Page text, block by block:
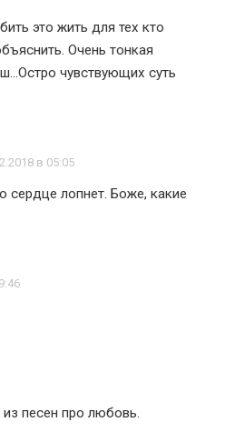
это жить для тех кто
Очень тонкая
чувствующих суть
в 05:05
сердце лопнет. Боже, какие
песен про любовь.